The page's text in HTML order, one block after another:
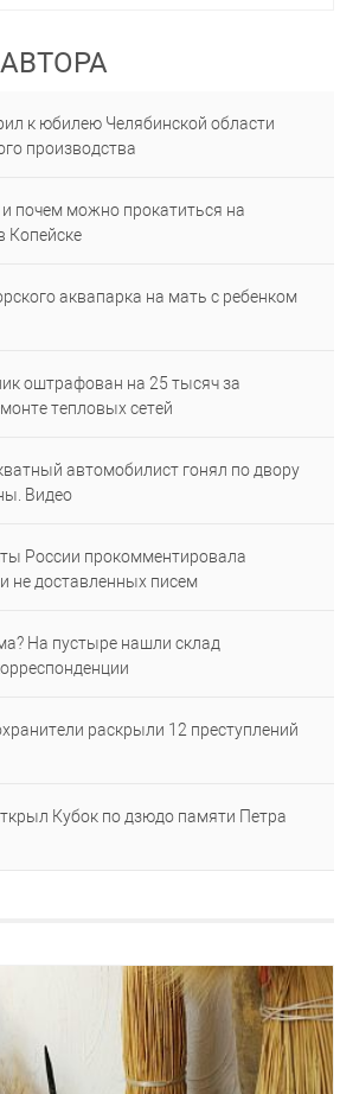
к юбилею Челябинской области
производства
и почем можно прокатиться на
Копейске
аквапарка на мать с ребенком
оштрафован на 25 тысяч за
тепловых сетей
автомобилист гонял по двору
Видео
России прокомментировала
не доставленных писем
На пустыре нашли склад
раскрыли 12 преступлений
Кубок по дзюдо памяти Петра